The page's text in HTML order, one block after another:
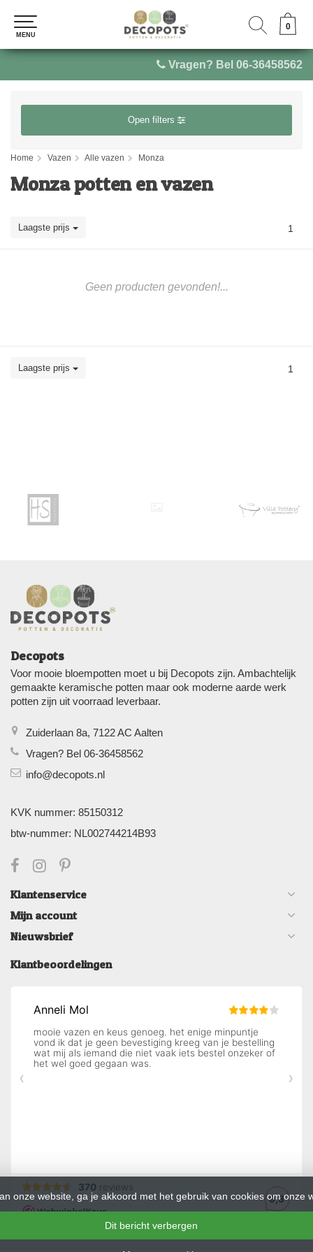
Vragen? Bel 06-36458562
0
MENU
0
MENU
Open filters
Home Vazen Alle vazen Monza
Monza potten en vazen
Laagste prijs 1
Geen producten gevonden!...
Laagste prijs 1
Decopots
Voor mooie bloempotten moet u bij Decopots zijn. Ambachtelijk
gemaakte keramische potten maar ook moderne aarde werk
potten zijn uit voorraad leverbaar.
Zuiderlaan 8a, 7122 AC Aalten
Vragen? Bel 06-36458562
info@decopots.nl
KVK nummer: 85150312
btw-nummer: NL002744214B93
Klantenservice
Mijn account
Nieuwsbrief
Klantbeoordelingen
onze website, ga je akkoord met het gebruik van cookies om onze
Dit bericht verbergen